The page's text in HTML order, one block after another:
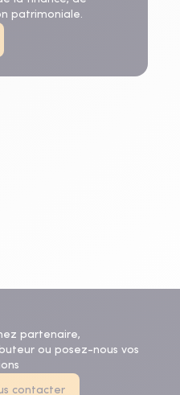
patrimoniale.
partenaire,
ou posez-nous vos
contacter